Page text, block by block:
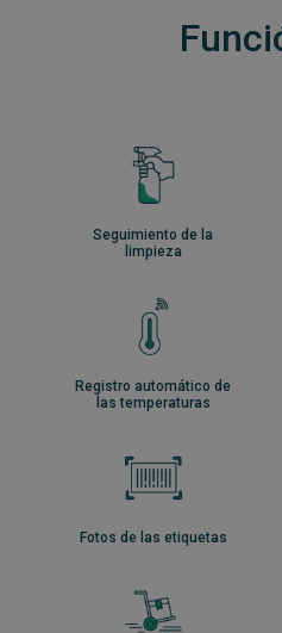
Seguimiento de la
limpieza
Registro automático de
las temperaturas
Fotos de las etiquetas